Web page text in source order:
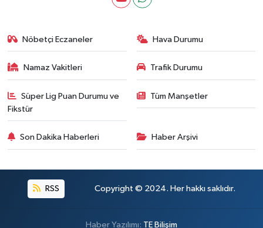
Nöbetçi Eczaneler Hava Durumu
Namaz Vakitleri Trafik Durumu
Süper Lig Puan Durumu ve
Fikstür
Tüm Manşetler
Son Dakika Haberleri Haber Arşivi
RSS Copyright © 2024. Her hakkı saklıdır.
Haber Yazılımı: TE Bilişim